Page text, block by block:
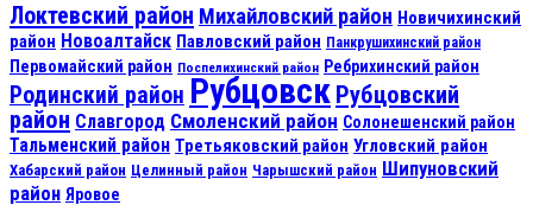
Локтевский район Михайловский район Новичихинский
район Новоалтайск Павловский район Панкрушихинский район
Первомайский район Поспелихинский район Ребрихинский район
Родинский район Рубцовск Рубцовский
район Славгород Смоленский район Солонешенский район
Тальменский район Третьяковский район Угловский район
Хабарский район Целинный район Чарышский район Шипуновский
район Яровое